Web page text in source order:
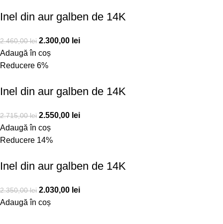
Inel din aur galben de 14K
2.460,00lei 2.300,00 lei
Adaugă în coș
Reducere 6%
Inel din aur galben de 14K
2.715,00lei 2.550,00 lei
Adaugă în coș
Reducere 14%
Inel din aur galben de 14K
2.350,00lei 2.030,00 lei
Adaugă în coș